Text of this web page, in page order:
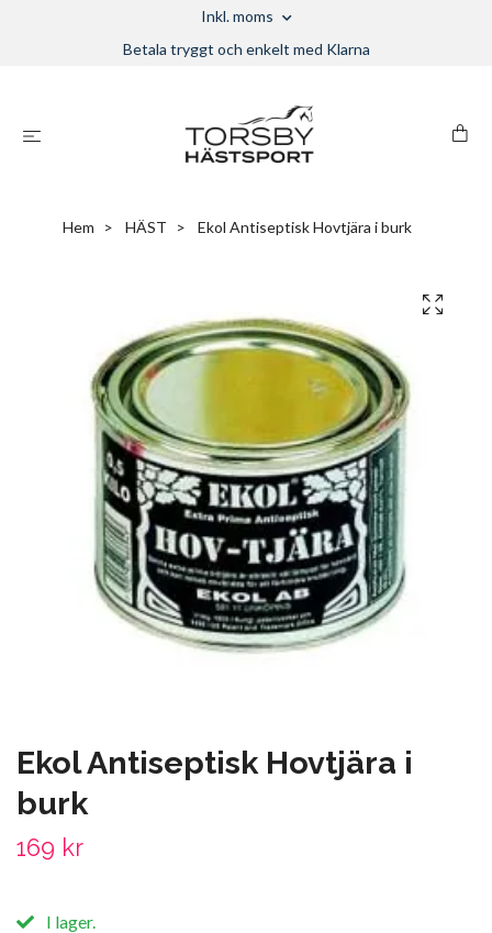
Inkl. moms
Betala tryggt och enkelt med Klarna
Hem HÄST Ekol Antiseptisk Hovtjära i burk
Ekol Antiseptisk Hovtjära i
burk
169 kr
I lager.